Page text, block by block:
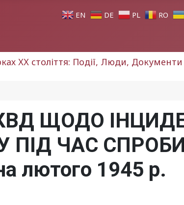
EN DE PL RO
ХХ століття: Події, Люди, Документи
ЩОДО
ПІД ЧАС СПРОБИ
лютого 1945 р.